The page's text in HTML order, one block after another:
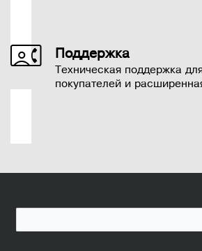
Поддержка
Техническая поддержка
покупателей и